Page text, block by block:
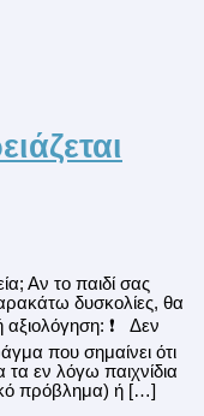
Αν το παιδί σας
δυσκολίες, θα
αξιολόγηση: ❗ Δεν
που σημαίνει ότι
τα εν λόγω παιχνίδια
πρόβλημα) ή […]